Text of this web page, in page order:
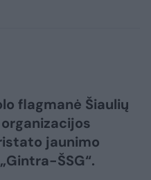
flagmanė Šiaulių
jaunimo
ŠSG“.